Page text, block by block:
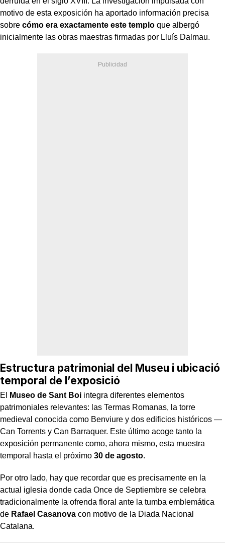
motivo de esta exposición ha aportado información precisa
sobre cómo era exactamente este templo que albergó
inicialmente las obras maestras firmadas por Lluís Dalmau.
Estructura patrimonial del Museu i ubicació
temporal de l’exposició
El Museo de Sant Boi integra diferentes elementos
patrimoniales relevantes: las Termas Romanas, la torre
medieval conocida como Benviure y dos edificios históricos —
Can Torrents y Can Barraquer. Este último acoge tanto la
exposición permanente como, ahora mismo, esta muestra
temporal hasta el próximo 30 de agosto.
Por otro lado, hay que recordar que es precisamente en la
actual iglesia donde cada Once de Septiembre se celebra
tradicionalmente la ofrenda floral ante la tumba emblemática
de Rafael Casanova con motivo de la Diada Nacional
Catalana.